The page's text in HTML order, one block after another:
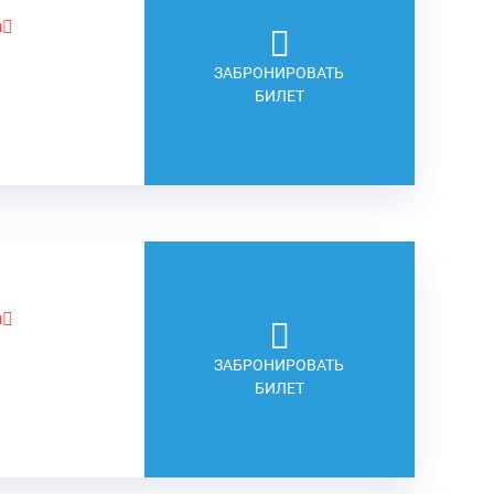
ЗАБРОНИРОВАТЬ
БИЛЕТ
ЗАБРОНИРОВАТЬ
БИЛЕТ